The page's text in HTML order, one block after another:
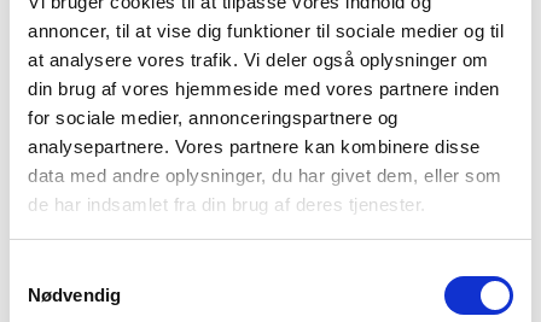
annoncer, til at vise dig funktioner til sociale medier og til
at analysere vores trafik. Vi deler også oplysninger om
din brug af vores hjemmeside med vores partnere inden
for sociale medier, annonceringspartnere og
analysepartnere. Vores partnere kan kombinere disse
data med andre oplysninger, du har givet dem, eller som
de har indsamlet fra din brug af deres tjenester.
Nødvendig
Disse sokker er yderst isolerende, og kan derfor bruges til
både varme- og kolde temperaturer. Sokkens hæl samt
tåspids er polstret med et tykkere lag stof. Dette lag gør, at
du ikke så nemt får vabler – for alle ved, hvor ubehageligt det
er at gå rundt med vabler. Et godt tip: hav’ altid gerne
vabelplastermed på din tur.
Grundet sokkens uldsammensætning bliver dine fødder holdt
yderst varme, selv hvis dine sokker skulle blive våde.
36-